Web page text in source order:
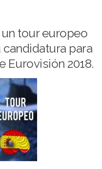
tour europeo
para
Eurovisión 2018.